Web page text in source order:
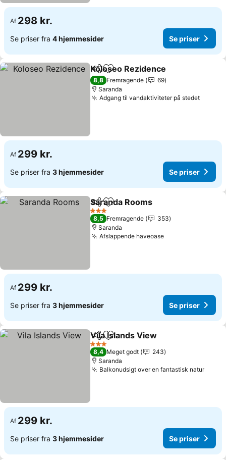
Af 298 kr.
Se priser fra 4 hjemmesider Se priser
Del Føj til favoritter
Koloseo Rezidence
8,8 Fremragende
69
Saranda
Adgang til vandaktiviteter på stedet
Af 299 kr.
Se priser fra 3 hjemmesider Se priser
Del Føj til favoritter
Saranda Rooms
3 Stjerner
8,5 Fremragende
353
Saranda
Afslappende haveoase
Af 299 kr.
Se priser fra 3 hjemmesider Se priser
Del Føj til favoritter
Vila Islands View
3 Stjerner
8,4 Meget godt
243
Saranda
Balkonudsigt over en fantastisk natur
Af 299 kr.
Se priser fra 3 hjemmesider Se priser